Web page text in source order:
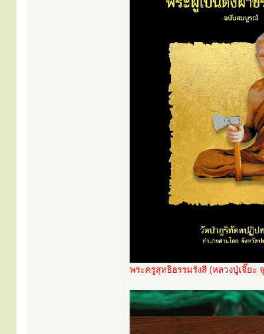
พระครูสุทธิธรรมรังสี (หลวงปู่เจี๊ยะ